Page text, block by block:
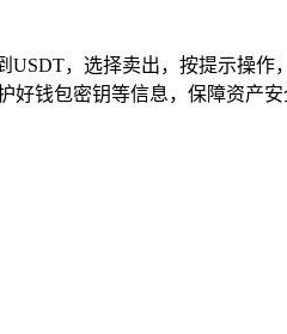
，选择卖出，按提示操
钱包密钥等信息，保障资产